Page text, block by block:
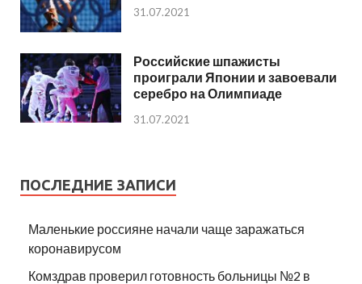
31.07.2021
Российские шпажисты
проиграли Японии и завоевали
серебро на Олимпиаде
31.07.2021
ПОСЛЕДНИЕ ЗАПИСИ
Маленькие россияне начали чаще заражаться
коронавирусом
Комздрав проверил готовность больницы №2 в